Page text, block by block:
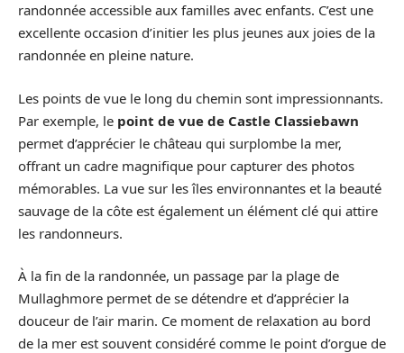
randonnée accessible aux familles avec enfants. C’est une
excellente occasion d’initier les plus jeunes aux joies de la
randonnée en pleine nature.
Les points de vue le long du chemin sont impressionnants.
Par exemple, le point de vue de Castle Classiebawn
permet d’apprécier le château qui surplombe la mer,
offrant un cadre magnifique pour capturer des photos
mémorables. La vue sur les îles environnantes et la beauté
sauvage de la côte est également un élément clé qui attire
les randonneurs.
À la fin de la randonnée, un passage par la plage de
Mullaghmore permet de se détendre et d’apprécier la
douceur de l’air marin. Ce moment de relaxation au bord
de la mer est souvent considéré comme le point d’orgue de